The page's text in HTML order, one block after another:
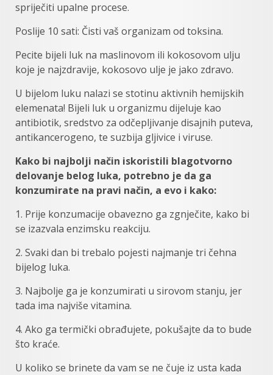
spriječiti upalne procese.
Poslije 10 sati: Čisti vaš organizam od toksina.
Pecite bijeli luk na maslinovom ili kokosovom ulju
koje je najzdravije, kokosovo ulje je jako zdravo.
U bijelom luku nalazi se stotinu aktivnih hemijskih
elemenata! Bijeli luk u organizmu dijeluje kao
antibiotik, sredstvo za odčepljivanje disajnih puteva,
antikancerogeno, te suzbija gljivice i viruse.
Kako bi najbolji način iskoristili blagotvorno
delovanje belog luka, potrebno je da ga
konzumirate na pravi način, a evo i kako:
1. Prije konzumacije obavezno ga zgnječite, kako bi
se izazvala enzimsku reakciju.
2. Svaki dan bi trebalo pojesti najmanje tri čehna
bijelog luka.
3. Najbolje ga je konzumirati u sirovom stanju, jer
tada ima najviše vitamina.
4. Ako ga termički obrađujete, pokušajte da to bude
što kraće.
U koliko se brinete da vam se ne čuje iz usta kada